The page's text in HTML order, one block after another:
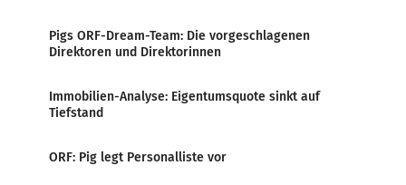
Pigs ORF-Dream-Team: Die vorgeschlagenen
Direktoren und Direktorinnen
Immobilien-Analyse: Eigentumsquote sinkt auf
Tiefstand
ORF: Pig legt Personalliste vor